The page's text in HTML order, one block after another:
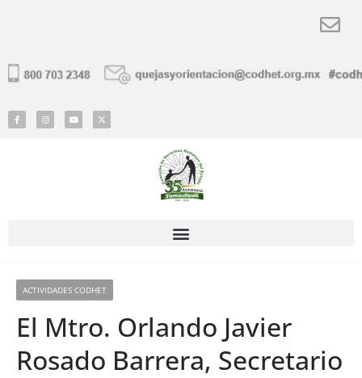
ACTIVIDADES CODHET
El Mtro. Orlando Javier
Rosado Barrera, Secretario